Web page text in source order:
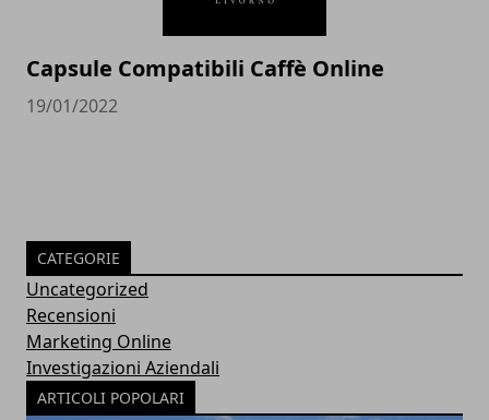
Capsule Compatibili Caffè Online
19/01/2022
CATEGORIE
Uncategorized
Recensioni
Marketing Online
Investigazioni Aziendali
ARTICOLI POPOLARI